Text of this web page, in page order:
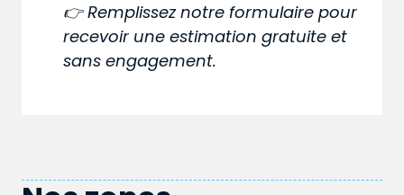
👉 Remplissez notre formulaire pour
recevoir une estimation gratuite et
sans engagement.